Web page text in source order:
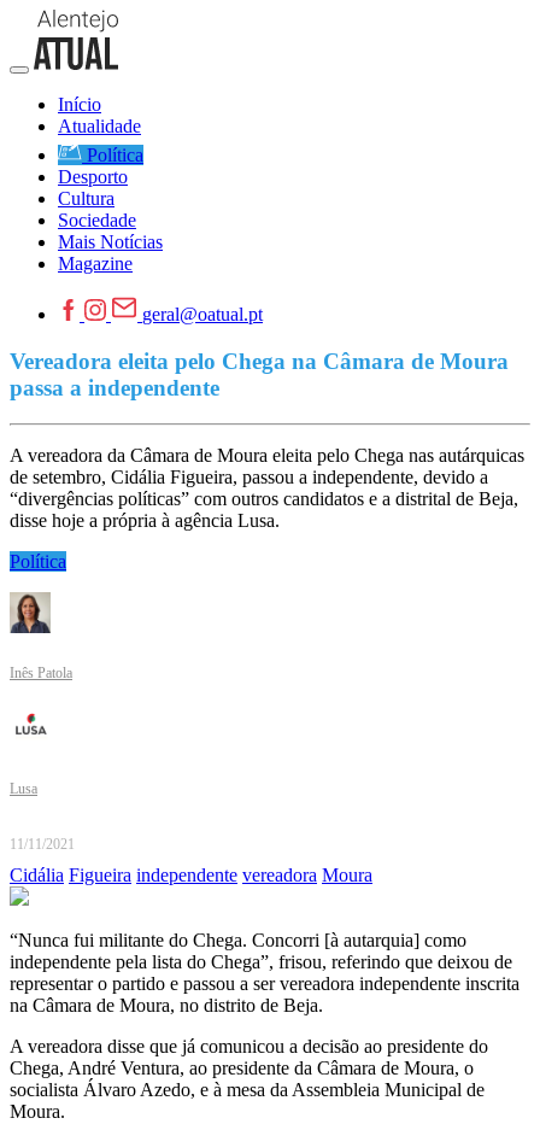
Início
Atualidade
Política
Desporto
Cultura
Sociedade
Mais Notícias
Magazine
geral@oatual.pt
Vereadora eleita pelo Chega na Câmara de Moura
passa a independente
A vereadora da Câmara de Moura eleita pelo Chega nas autárquicas
de setembro, Cidália Figueira, passou a independente, devido a
“divergências políticas” com outros candidatos e a distrital de Beja,
disse hoje a própria à agência Lusa.
Política
Inês Patola
Lusa
11/11/2021
Cidália Figueira independente vereadora Moura
“Nunca fui militante do Chega. Concorri [à autarquia] como
independente pela lista do Chega”, frisou, referindo que deixou de
representar o partido e passou a ser vereadora independente inscrita
na Câmara de Moura, no distrito de Beja.
A vereadora disse que já comunicou a decisão ao presidente do
Chega, André Ventura, ao presidente da Câmara de Moura, o
socialista Álvaro Azedo, e à mesa da Assembleia Municipal de
Moura.